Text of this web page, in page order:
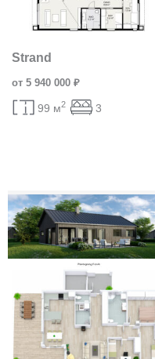
Strand
от 5 940 000 ₽
99 м2 3